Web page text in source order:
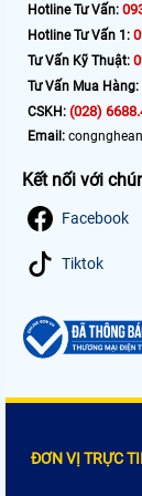
Hotline Tư Vấn:
Hotline Tư Vấn 1:
Tư Vấn Kỹ Thuật:
Tư Vấn Mua Hàng:
CSKH: (028)
Email:
Kết nối với
Facebook
Tiktok
ĐƠN VỊ TRỰC